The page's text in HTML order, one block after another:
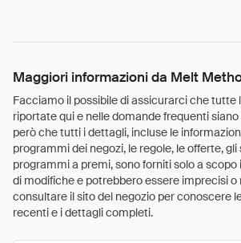
Maggiori informazioni da Melt
Facciamo il possibile di assicurarci che tutte
riportate qui e nelle domande frequenti
però che tutti i dettagli, incluse le
programmi dei negozi, le regole, le offerte,
programmi a premi, sono forniti solo a
di modifiche e potrebbero essere imprecisi o
consultare il sito del negozio per conoscere
recenti e i dettagli completi.